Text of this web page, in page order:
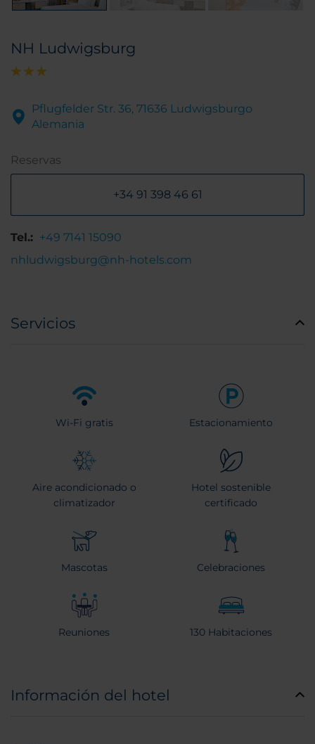
NH Ludwigsburg
Pflugfelder Str. 36, 71636 Ludwigsburgo
Alemania
Reservas
+34 91 398 46 61
Tel.: +49 7141 15090
nhludwigsburg@nh-hotels.com
Servicios
Wi-Fi gratis Estacionamiento
Aire acondicionado o
climatizador
Hotel sostenible
certificado
Mascotas Celebraciones
Reuniones 130 Habitaciones
Información del hotel